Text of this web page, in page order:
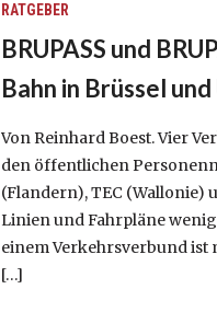
RATGEBER
BRUPASS und
Bahn in Brüssel
Von Reinhard Boest. Vier
den öffentlichen
(Flandern), TEC (Wallonie)
Linien und Fahrpläne
einem Verkehrsverbund
[…]